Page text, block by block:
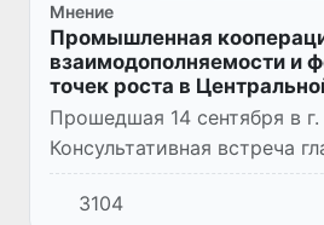
Мнение
Промышленная
взаимодополняемости и
точек роста в
Прошедшая 14 сентября в
Консультативная встреча
Центральной Азии, по
экономических наук
3104